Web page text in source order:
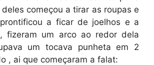
começou a tirar as roupas e
a ficar de joelhos e a
fizeram um arco ao redor dela
um tocava punheta em 2
, ai que começaram a falat: